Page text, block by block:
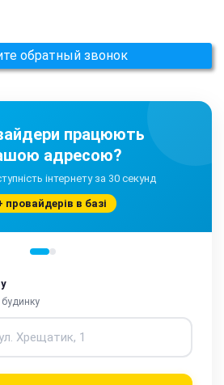
обратный звонок
працюють
адресою?
інтернету за 30 секунд
провайдерів в базі
будинку